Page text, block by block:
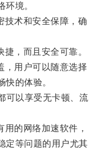
境。
术和安全保障，确
，而且安全可靠。
用户可以随意选择
的体验。
以享受无卡顿、流
的网络加速软件，
定等问题的用户尤其